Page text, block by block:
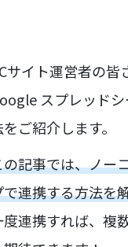
サイト運営者の
スプレッド
ご紹介します。
の記事では、ノー
で連携する方法を
度連携すれば、複